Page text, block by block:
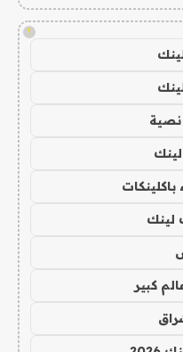
!
نصية
لينك
كبير